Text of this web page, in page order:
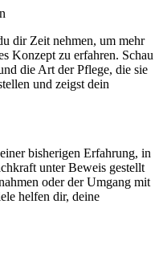
dir Zeit nehmen, um mehr
Konzept zu erfahren. Schau
die Art der Pflege, die sie
und zeigst dein
bisherigen Erfahrung, in
unter Beweis gestellt
oder der Umgang mit
helfen dir, deine